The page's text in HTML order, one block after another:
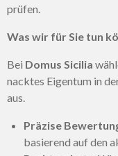
prüfen.
Was wir für Sie tun
Bei Domus Sicilia
nacktes Eigentum in
aus.
Präzise
basierend auf den